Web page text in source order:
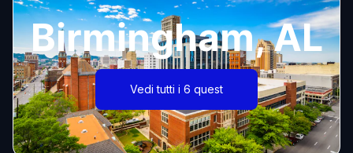
Birmingham, AL
Vedi tutti i 6 quest